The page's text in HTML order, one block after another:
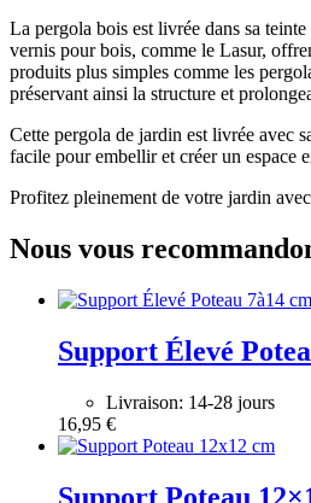
La pergola bois est livrée dans sa
vernis pour bois, comme le Lasur,
produits plus simples comme les
préservant ainsi la structure et
Cette pergola de jardin est livrée avec
facile pour embellir et créer un espace
Profitez pleinement de votre jardin
Nous vous
Support Élevé
Livraison: 14-28 jours
16,95 €